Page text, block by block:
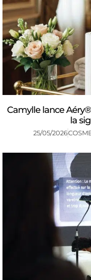
Camylle lance
la
25/05/2026